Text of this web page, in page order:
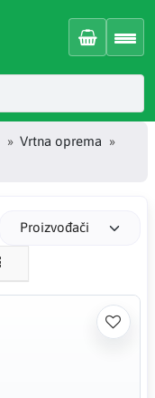
Vrtna oprema
Proizvođači